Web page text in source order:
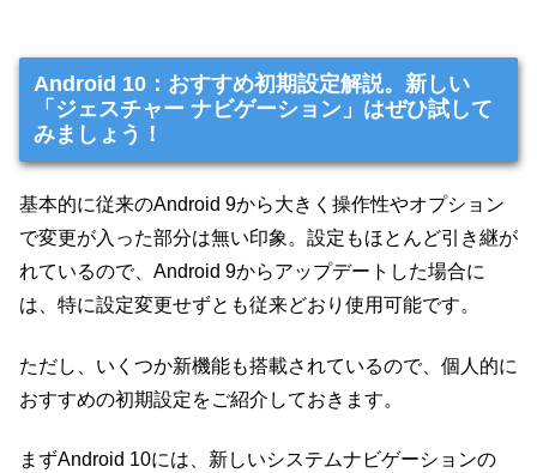
Android 10：おすすめ初期設定解説。新しい
「ジェスチャー ナビゲーション」はぜひ試して
みましょう！
基本的に従来のAndroid 9から大きく操作性やオプション
で変更が入った部分は無い印象。設定もほとんど引き継が
れているので、Android 9からアップデートした場合に
は、特に設定変更せずとも従来どおり使用可能です。
ただし、いくつか新機能も搭載されているので、個人的に
おすすめの初期設定をご紹介しておきます。
まずAndroid 10には、新しいシステムナビゲーションの